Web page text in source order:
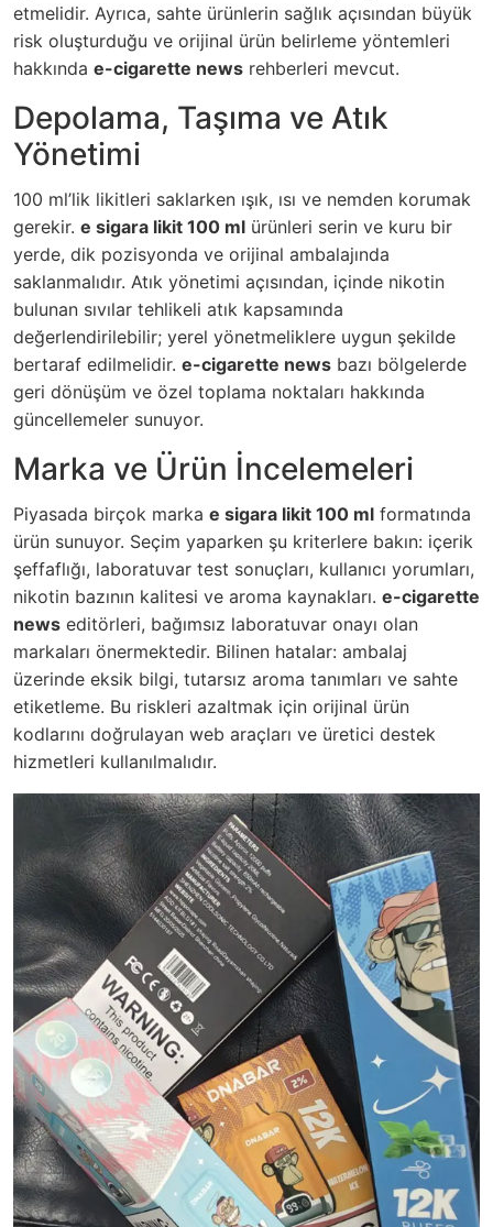
etmelidir. Ayrıca, sahte ürünlerin sağlık açısından büyük
risk oluşturduğu ve orijinal ürün belirleme yöntemleri
hakkında e-cigarette news rehberleri mevcut.
Depolama, Taşıma ve Atık
Yönetimi
100 ml’lik likitleri saklarken ışık, ısı ve nemden korumak
gerekir. e sigara likit 100 ml ürünleri serin ve kuru bir
yerde, dik pozisyonda ve orijinal ambalajında
saklanmalıdır. Atık yönetimi açısından, içinde nikotin
bulunan sıvılar tehlikeli atık kapsamında
değerlendirilebilir; yerel yönetmeliklere uygun şekilde
bertaraf edilmelidir. e-cigarette news bazı bölgelerde
geri dönüşüm ve özel toplama noktaları hakkında
güncellemeler sunuyor.
Marka ve Ürün İncelemeleri
Piyasada birçok marka e sigara likit 100 ml formatında
ürün sunuyor. Seçim yaparken şu kriterlere bakın: içerik
şeffaflığı, laboratuvar test sonuçları, kullanıcı yorumları,
nikotin bazının kalitesi ve aroma kaynakları. e-cigarette
news editörleri, bağımsız laboratuvar onayı olan
markaları önermektedir. Bilinen hatalar: ambalaj
üzerinde eksik bilgi, tutarsız aroma tanımları ve sahte
etiketleme. Bu riskleri azaltmak için orijinal ürün
kodlarını doğrulayan web araçları ve üretici destek
hizmetleri kullanılmalıdır.